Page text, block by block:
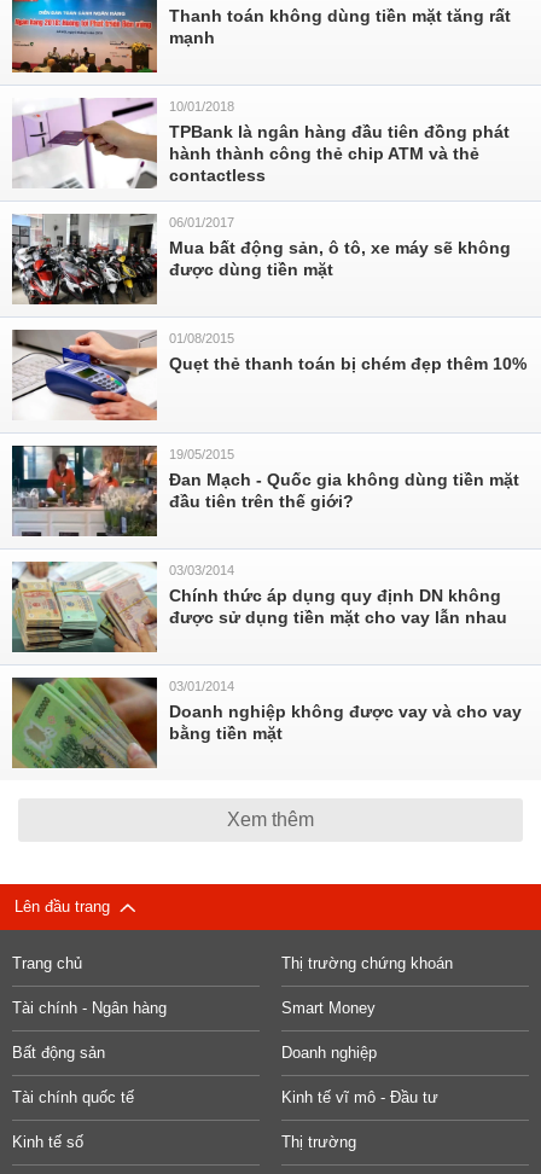
Thanh toán không dùng tiền mặt tăng rất
mạnh
10/01/2018
TPBank là ngân hàng đầu tiên đồng phát
hành thành công thẻ chip ATM và thẻ
contactless
06/01/2017
Mua bất động sản, ô tô, xe máy sẽ không
được dùng tiền mặt
01/08/2015
Quẹt thẻ thanh toán bị chém đẹp thêm 10%
19/05/2015
Đan Mạch - Quốc gia không dùng tiền mặt
đầu tiên trên thế giới?
03/03/2014
Chính thức áp dụng quy định DN không
được sử dụng tiền mặt cho vay lẫn nhau
03/01/2014
Doanh nghiệp không được vay và cho vay
bằng tiền mặt
Xem thêm
Lên đầu trang
Trang chủ Thị trường chứng khoán
Tài chính - Ngân hàng Smart Money
Bất động sản Doanh nghiệp
Tài chính quốc tế Kinh tế vĩ mô - Đầu tư
Kinh tế số Thị trường